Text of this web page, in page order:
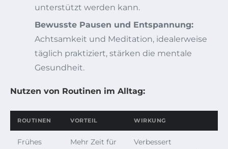
unterstützt werden kann.
Bewusste Pausen und Entspannung:
Achtsamkeit und Meditation, idealerweise
täglich praktiziert, stärken die mentale
Gesundheit.
Nutzen von Routinen im Alltag:
ROUTINEN VORTEIL WIRKUNG
Frühes
Mehr Zeit für
Verbessert